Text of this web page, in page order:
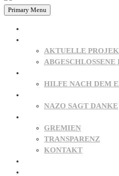
Primary Menu
AKTUELLE
ABGESCHLOSSENE
HILFE NACH DEM
NAZO SAGT DANKE
GREMIEN
TRANSPARENZ
KONTAKT